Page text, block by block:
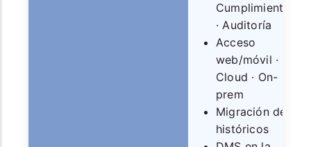
Cumplimiento
· Auditoría
Acceso
web/móvil ·
Cloud · On-
prem
Migración de
históricos